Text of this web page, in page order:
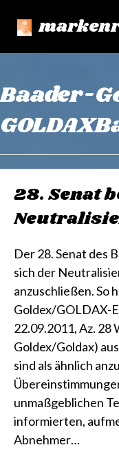
Baader-
28. Senat
Der 28. Senat des
sich der
anzuschließen. So
Goldex/GOLDAX-
22.09.2011, Az. 28
Goldex/Goldax)
sind als ähnlich
unmaßgeblichen
informierten,
Abnehmer…